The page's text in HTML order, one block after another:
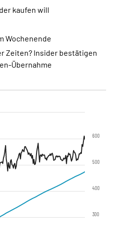
kaufen will
Wochenende
Zeiten? Insider bestätigen
Übernahme
300
400
500
600